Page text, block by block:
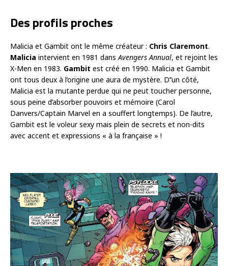
Des profils proches
Malicia et Gambit ont le même créateur : Chris Claremont.
Malicia intervient en 1981 dans Avengers Annual, et rejoint les
X-Men en 1983. Gambit est créé en 1990. Malicia et Gambit
ont tous deux à l’origine une aura de mystère. D’’un côté,
Malicia est la mutante perdue qui ne peut toucher personne,
sous peine d’absorber pouvoirs et mémoire (Carol
Danvers/Captain Marvel en a souffert longtemps). De l’autre,
Gambit est le voleur sexy mais plein de secrets et non-dits
avec accent et expressions « à la française » !